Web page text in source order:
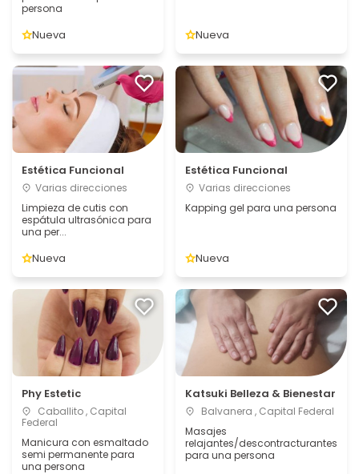
persona
Nueva Nueva
Estética Funcional
Varias direcciones
Limpieza de cutis con
espátula ultrasónica para
una per...
Nueva
Estética Funcional
Varias direcciones
Kapping gel para una persona
Nueva
Phy Estetic
Caballito , Capital
Federal
Manicura con esmaltado
semi permanente para
una persona
Katsuki Belleza & Bienestar
Balvanera , Capital Federal
Masajes
relajantes/descontracturantes
para una persona